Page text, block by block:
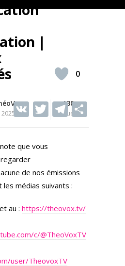
|
130
Vues
V T T
a
m
0
que vous
de nos émissions
les médias suivants :
au : https://theovox.tv/
c/@TheoVoxTV
user/TheovoxTV